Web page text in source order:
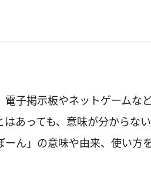
電子掲示板やネットゲーム
はあっても、意味が分からな
ん」の意味や由来、使い方